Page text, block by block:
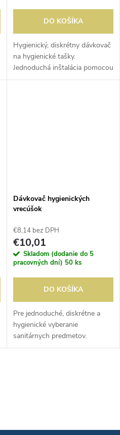
DO KOŠÍKA
Hygienický, diskrétny dávkovač
na hygienické tašky.
Jednoduchá inštalácia pomocou
obojstrannej pásky. Tašky
Dávkovač hygienických
vrecúšok
€8,14 bez DPH
€10,01
Skladom (dodanie do 5
pracovných dní) 50 ks
DO KOŠÍKA
Pre jednoduché, diskrétne a
hygienické vyberanie
sanitárnych predmetov.
Jednoduché pripevnenie na